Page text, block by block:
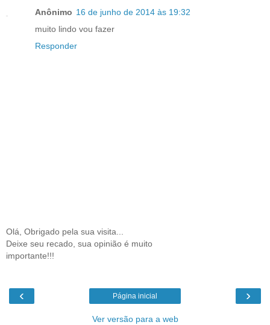
Anônimo 16 de junho de 2014 às 19:32
muito lindo vou fazer
Responder
Olá, Obrigado pela sua visita...
Deixe seu recado, sua opinião é muito
importante!!!
‹ ›
Página inicial
Ver versão para a web